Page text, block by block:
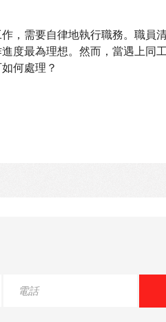
，需要自律地執行職務。職員
度最為理想。然而，當遇上同
何處理？